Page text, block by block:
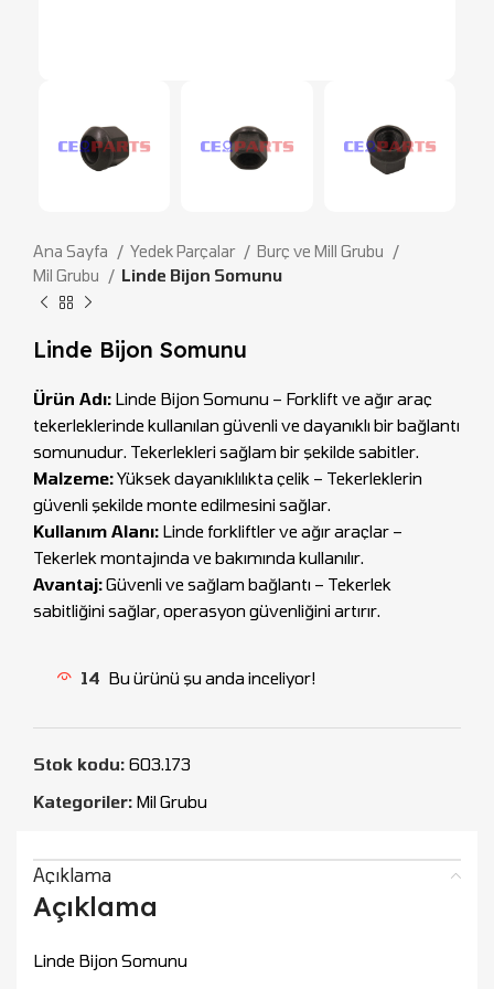
Ana Sayfa Yedek Parçalar
Burç ve Mill Grubu
Mil Grubu
Linde Bijon Somunu
Linde Bijon Somunu
Ürün Adı: Linde Bijon Somunu – Forklift ve ağır araç
tekerleklerinde kullanılan güvenli ve dayanıklı bir bağlantı
somunudur. Tekerlekleri sağlam bir şekilde sabitler.
Malzeme:Yüksek dayanıklılıkta çelik – Tekerleklerin
güvenli şekilde monte edilmesini sağlar.
Kullanım Alanı: Linde forkliftler ve ağır araçlar –
Tekerlek montajında ve bakımında kullanılır.
Avantaj:Güvenli ve sağlam bağlantı – Tekerlek
sabitliğini sağlar, operasyon güvenliğini artırır.
14 Bu ürünü şu anda inceliyor!
Stok kodu: 603.173
Kategoriler: Mil Grubu
Açıklama
Açıklama
Linde Bijon Somunu